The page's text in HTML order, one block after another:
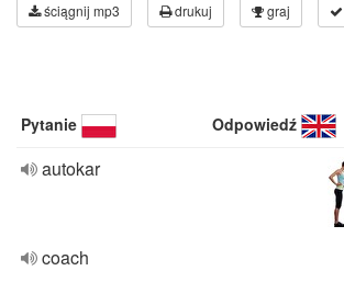
ściągnij mp3 drukuj graj
Pytanie Odpowiedź
autokar
coach